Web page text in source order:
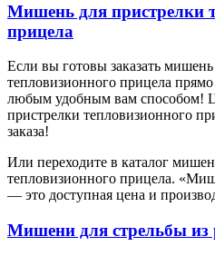
Мишень для пристрелки
прицела
Если вы готовы заказать
тепловизионного прицела
любым удобным вам способом!
пристрелки тепловизионного
заказа!
Или переходите в каталог
тепловизионного прицела.
— это доступная цена и
Мишени для стрельбы из